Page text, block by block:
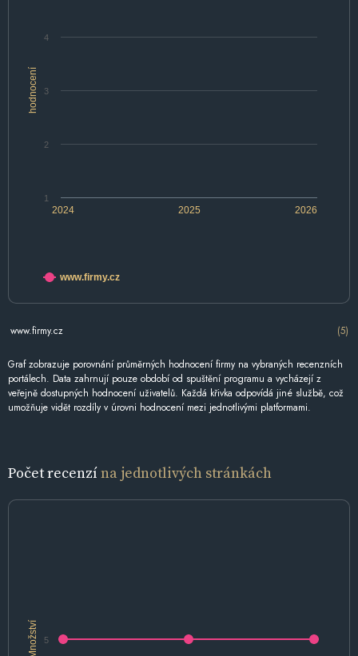
hodnocení
2024 2025 2026
1
2
3
4
www.firmy.cz
www.firmy.cz (5)
Graf zobrazuje porovnání průměrných hodnocení firmy na vybraných recenzních
portálech. Data zahrnují pouze období od spuštění programu a vycházejí z
veřejně dostupných hodnocení uživatelů. Každá křivka odpovídá jiné službě, což
umožňuje vidět rozdíly v úrovni hodnocení mezi jednotlivými platformami.
Počet recenzína jednotlivých stránkách
Množství 5